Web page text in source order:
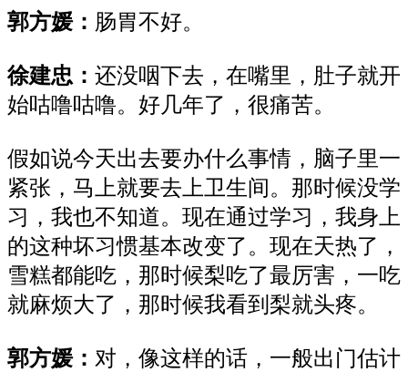
郭方媛： 肠胃不好。
徐建忠 ： 还没咽下去，在嘴里，肚子就开
始咕噜咕噜。好几年了，很痛苦。
假如说今天出去要办什么事情，脑子里一
紧张，马上就要去上卫生间。那时候没学
习，我也不知道。现在通过学习，我身上
的这种坏习惯基本改变了。现在天热了，
雪糕都能吃，那时候梨吃了最厉害，一吃
就麻烦大了，那时候我看到梨就头疼。
郭方媛： 对，像这样的话，一般出门估计